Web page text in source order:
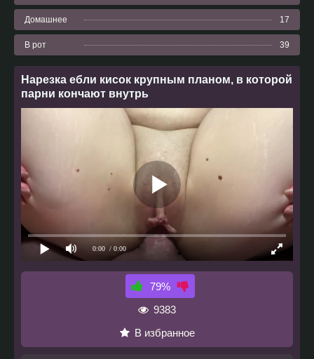
Домашнее 17
В рот 39
Нарезка ебли кисок крупным планом, в которой
парни кончают внутрь
0:00 / 0:00
79%
9383
В избранное